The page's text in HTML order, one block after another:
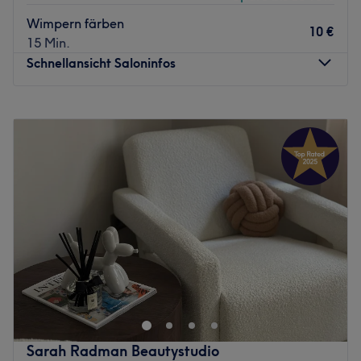
Wimpern färben
15 Min.
10 €
Schnellansicht Saloninfos
16:00
11:00
16:00
11:00 –16:00
11:00–16:00
Geschlossen
Sonntag
Geschlossen
Beautyfüchse aufgepasst! Es gibt einen neuen ultimativen
Geheimtipp, wenn du auf der Suche nach einer kleinen
Treatmentsoase bist, in der du dich, deine Haut und
deine Haare regelrecht verzaubern lassen kannst. Im
Beauty loft by Bahar Koez in der Querstraße 8 - 10 in
Sarah Radman Beautystudio